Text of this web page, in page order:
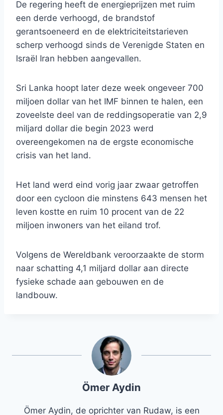
De regering heeft de energieprijzen met ruim
een ​​derde verhoogd, de brandstof
gerantsoeneerd en de elektriciteitstarieven
scherp verhoogd sinds de Verenigde Staten en
Israël Iran hebben aangevallen.
Sri Lanka hoopt later deze week ongeveer 700
miljoen dollar van het IMF binnen te halen, een
zoveelste deel van de reddingsoperatie van 2,9
miljard dollar die begin 2023 werd
overeengekomen na de ergste economische
crisis van het land.
Het land werd eind vorig jaar zwaar getroffen
door een cycloon die minstens 643 mensen het
leven kostte en ruim 10 procent van de 22
miljoen inwoners van het eiland trof.
Volgens de Wereldbank veroorzaakte de storm
naar schatting 4,1 miljard dollar aan directe
fysieke schade aan gebouwen en de
landbouw.
Ömer Aydin
Ömer Aydin, de oprichter van Rudaw, is een